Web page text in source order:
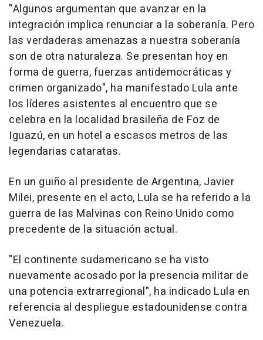
"Algunos argumentan que avanzar en la
integración implica renunciar a la soberanía. Pero
las verdaderas amenazas a nuestra soberanía
son de otra naturaleza. Se presentan hoy en
forma de guerra, fuerzas antidemocráticas y
crimen organizado", ha manifestado Lula ante
los líderes asistentes al encuentro que se
celebra en la localidad brasileña de Foz de
Iguazú, en un hotel a escasos metros de las
legendarias cataratas.
En un guiño al presidente de Argentina, Javier
Milei, presente en el acto, Lula se ha referido a la
guerra de las Malvinas con Reino Unido como
precedente de la situación actual.
"El continente sudamericano se ha visto
nuevamente acosado por la presencia militar de
una potencia extrarregional", ha indicado Lula en
referencia al despliegue estadounidense contra
Venezuela.